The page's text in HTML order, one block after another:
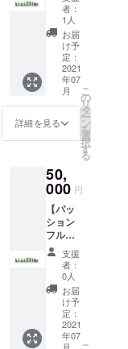
スハー
ブボ
ディー
ソープ
（1,760
円l） ◎
厳選さ
れた植
からで
きたカ
を月桃
の蒸留
水で希
釈した
贅沢な
ボ
ディー
ソープ
です。
５）ナ
チュラ
ルソー
プ レ
モング
（1,650
円）、
ホー
リーバ
ジル化
粧水
（2,420
円）、
ホー
リーバ
（入浴
剤：
円）、
ホー
リーバ
ジル茶
（40g：
1,512
円）
品、C品
クラス
を10個
（生果
実）
２）ボ
タニカ
ノン
パッ
ション
（1,650
円）
３）ボ
タニカ
ノン
フェイ
スオイ
（3,410
円）
４）プ
レミア
ム ボ
タニカ
＆スキ
ンケア
セット
（商品
合計：
32,450
円相
当）】
１）南
大隅町
産農薬
不使用
ション
フルー
ツ規格
外品：B
品、C品
クラス
を20個
（生果
実）
２）ボ
タニカ
ノン ス
キンケ
アセッ
者：
1人
お届
け予
定：
2021
年07
月
詳細を見る
こ
の
リ
タ
ー
ン
を
選
択
す
る
50,
000 円
【パッ
ション
フルー
ツ20
個】＆
【ボタ
ニカノ
ンフル
セット
＆ハー
ブ茶
支援
者：
0人
お届
け予
定：
2021
年07
月